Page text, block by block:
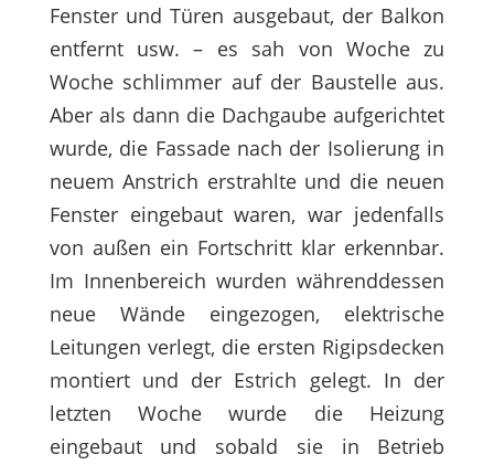
Fenster und Türen ausgebaut, der Balkon
entfernt usw. – es sah von Woche zu
Woche schlimmer auf der Baustelle aus.
Aber als dann die Dachgaube aufgerichtet
wurde, die Fassade nach der Isolierung in
neuem Anstrich erstrahlte und die neuen
Fenster eingebaut waren, war jedenfalls
von außen ein Fortschritt klar erkennbar.
Im Innenbereich wurden währenddessen
neue Wände eingezogen, elektrische
Leitungen verlegt, die ersten Rigipsdecken
montiert und der Estrich gelegt. In der
letzten Woche wurde die Heizung
eingebaut und sobald sie in Betrieb